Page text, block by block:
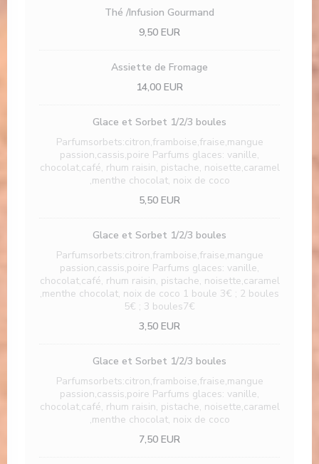
Thé /Infusion Gourmand
9,50 EUR
Assiette de Fromage
14,00 EUR
Glace et Sorbet 1/2/3 boules
Parfumsorbets:citron,framboise,fraise,mangue
passion,cassis,poire Parfums glaces: vanille,
chocolat,café, rhum raisin, pistache, noisette,caramel
,menthe chocolat, noix de coco
5,50 EUR
Glace et Sorbet 1/2/3 boules
Parfumsorbets:citron,framboise,fraise,mangue
passion,cassis,poire Parfums glaces: vanille,
chocolat,café, rhum raisin, pistache, noisette,caramel
,menthe chocolat, noix de coco 1 boule 3€ ; 2 boules
5€ ; 3 boules7€
3,50 EUR
Glace et Sorbet 1/2/3 boules
Parfumsorbets:citron,framboise,fraise,mangue
passion,cassis,poire Parfums glaces: vanille,
chocolat,café, rhum raisin, pistache, noisette,caramel
,menthe chocolat, noix de coco
7,50 EUR